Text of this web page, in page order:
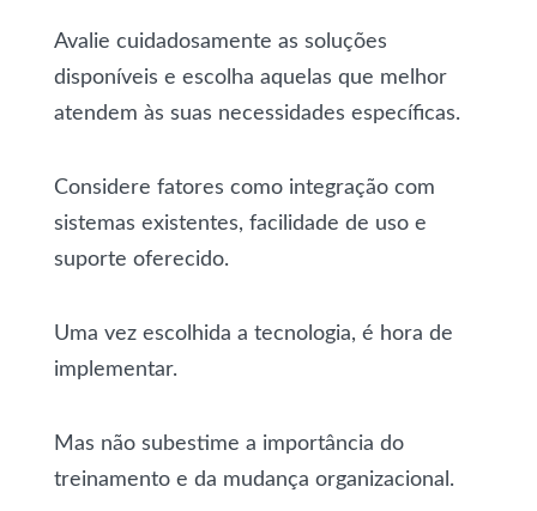
Avalie cuidadosamente as soluções
disponíveis e escolha aquelas que melhor
atendem às suas necessidades específicas.
Considere fatores como integração com
sistemas existentes, facilidade de uso e
suporte oferecido.
Uma vez escolhida a tecnologia, é hora de
implementar.
Mas não subestime a importância do
treinamento e da mudança organizacional.